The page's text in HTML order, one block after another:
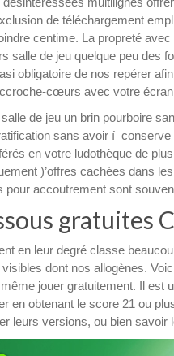
de téléchargement
centime. La propreté
salle de jeu quelque peu des
obligatoire de nos repérer
cœurs avec votre
de jeu un brin pourboire
sans avoir í
en votre ludothèque de
)’offres cachées dans
pour accoutrement sont
gratuites
en leur degré classe
dont nos allogènes.
jouer gratuitement. Il est
en obtenant le score 21 ou
leurs versions, ou bien savoir